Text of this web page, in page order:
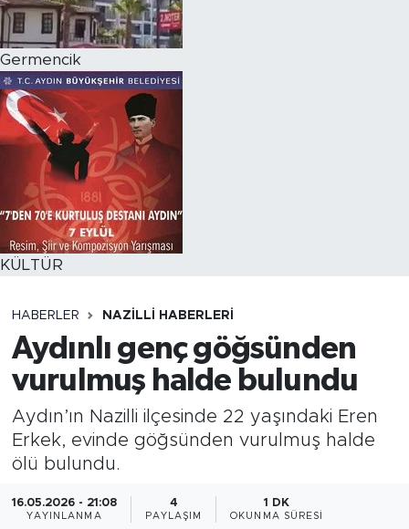
Germencik
KÜLTÜR
HABERLER NAZILLI HABERLERI
Aydınlı genç göğsünden
vurulmuş halde bulundu
Aydın’ın Nazilli ilçesinde 22 yaşındaki Eren
Erkek, evinde göğsünden vurulmuş halde
ölü bulundu.
16.05.2026 - 21:08
YAYINLANMA
4
PAYLAŞIM
1 DK
OKUNMA SÜRESI